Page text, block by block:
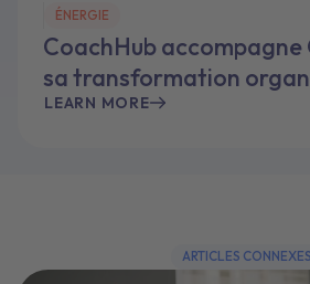
ÉNERGIE
CoachHub accompagne
sa transformation
LEARN MORE
ARTICLES CONNEXES